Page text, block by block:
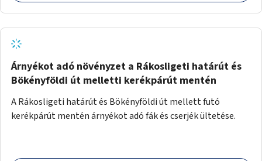
Árnyékot adó növényzet a Rákosligeti határút és
Bökényföldi út melletti kerékpárút mentén
A Rákosligeti határút és Bökényföldi út mellett futó
kerékpárút mentén árnyékot adó fák és cserjék ültetése.